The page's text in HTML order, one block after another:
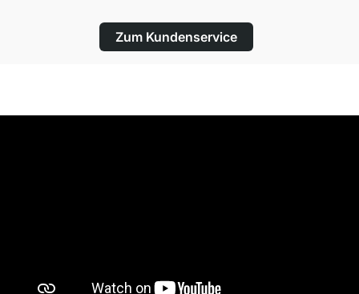
Zum Kundenservice